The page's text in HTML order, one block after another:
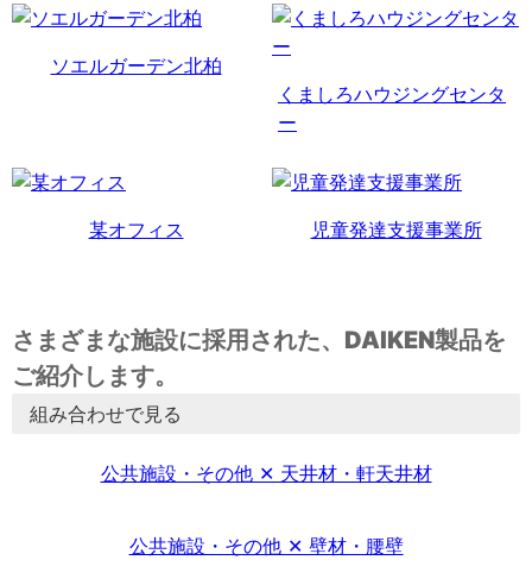
ソエルガーデン北柏
くましろハウジングセンタ
ー
某オフィス 児童発達支援事業所
さまざまな施設に採用された、DAIKEN製品を
ご紹介します。
組み合わせで見る
公共施設・その他 ✕ 天井材・軒天井材
公共施設・その他 ✕ 壁材・腰壁